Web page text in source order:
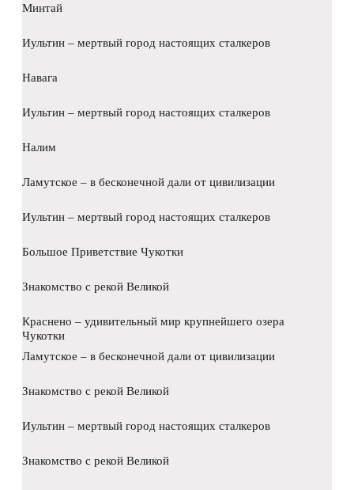
Минтай
Иультин – мертвый город настоящих сталкеров
Навага
Иультин – мертвый город настоящих сталкеров
Налим
Ламутское – в бесконечной дали от цивилизации
Иультин – мертвый город настоящих сталкеров
Большое Приветствие Чукотки
Знакомство с рекой Великой
Краснено – удивительный мир крупнейшего озера
Чукотки
Ламутское – в бесконечной дали от цивилизации
Знакомство с рекой Великой
Иультин – мертвый город настоящих сталкеров
Знакомство с рекой Великой